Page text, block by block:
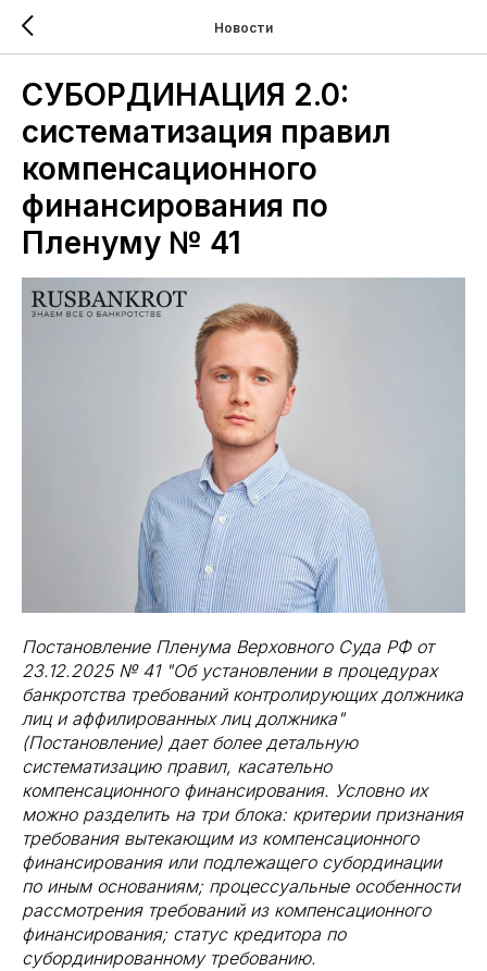
Новости
СУБОРДИНАЦИЯ 2.0:
систематизация правил
компенсационного
финансирования по
Пленуму № 41
Постановление Пленума Верховного Суда РФ от
23.12.2025 № 41 "Об установлении в процедурах
банкротства требований контролирующих должника
лиц и аффилированных лиц должника"
(Постановление) дает более детальную
систематизацию правил, касательно
компенсационного финансирования. Условно их
можно разделить на три блока: критерии признания
требования вытекающим из компенсационного
финансирования или подлежащего субординации
по иным основаниям; процессуальные особенности
рассмотрения требований из компенсационного
финансирования; статус кредитора по
субординированному требованию.